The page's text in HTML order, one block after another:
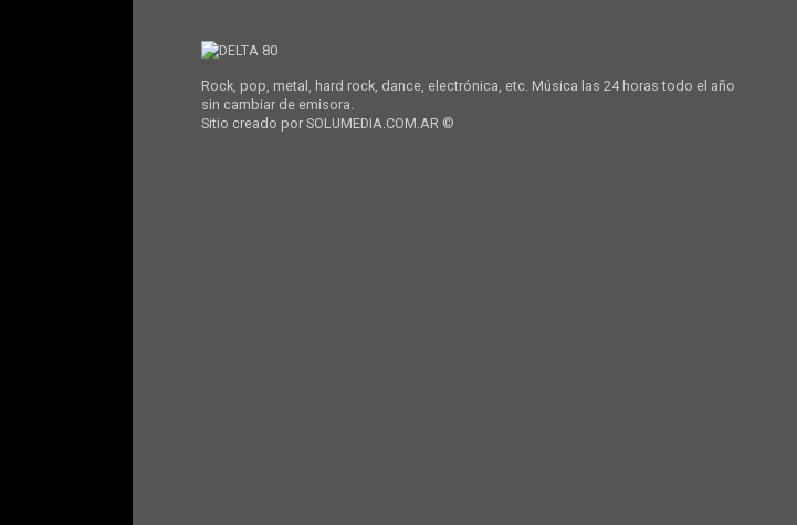
Rock, pop, metal, hard rock, dance, electrónica, etc. Música las 24 horas todo el año
sin cambiar de emisora.
Sitio creado por SOLUMEDIA.COM.AR ©